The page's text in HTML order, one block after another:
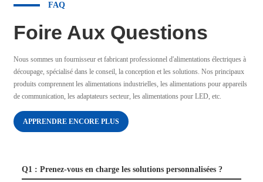
FAQ
Foire Aux Questions
Nous sommes un fournisseur et fabricant professionnel d'alimentations électriques à
découpage, spécialisé dans le conseil, la conception et les solutions. Nos principaux
produits comprennent les alimentations industrielles, les alimentations pour appareils
de communication, les adaptateurs secteur, les alimentations pour LED, etc.
APPRENDRE ENCORE PLUS
Q1 : Prenez-vous en charge les solutions personnalisées ?